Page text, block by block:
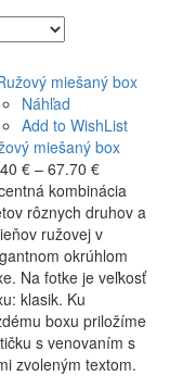
Náhľad
Add to WishList
miešaný box
€ – 67.70 €Price
range:
30.40 €
through
67.70 €
kombinácia
rôznych druhov a
ružovej v
okrúhlom
Na fotke je veľkosť
klasik. Ku
boxu priložíme
s venovaním s
zvoleným textom.